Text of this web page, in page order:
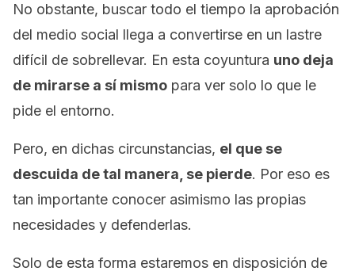
No obstante, buscar todo el tiempo la aprobación
del medio social llega a convertirse en un lastre
difícil de sobrellevar. En esta coyuntura uno deja
de mirarse a sí mismo para ver solo lo que le
pide el entorno.
Pero, en dichas circunstancias, el que se
descuida de tal manera, se pierde. Por eso es
tan importante conocer asimismo las propias
necesidades y defenderlas.
Solo de esta forma estaremos en disposición de